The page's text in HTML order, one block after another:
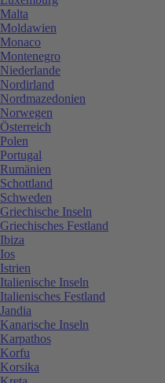
Malta
Moldawien
Monaco
Montenegro
Niederlande
Nordirland
Nordmazedonien
Norwegen
Österreich
Polen
Portugal
Rumänien
Schottland
Schweden
Griechische Inseln
Griechisches Festland
Ibiza
Ios
Istrien
Italienische Inseln
Italienisches Festland
Jandia
Kanarische Inseln
Karpathos
Korfu
Korsika